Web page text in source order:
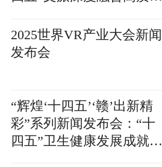
2025世界VR产业大会新闻
发布会
“辉煌‘十四五’‘赣’出新精
彩”系列新闻发布会：“十
四五”卫生健康发展成就新